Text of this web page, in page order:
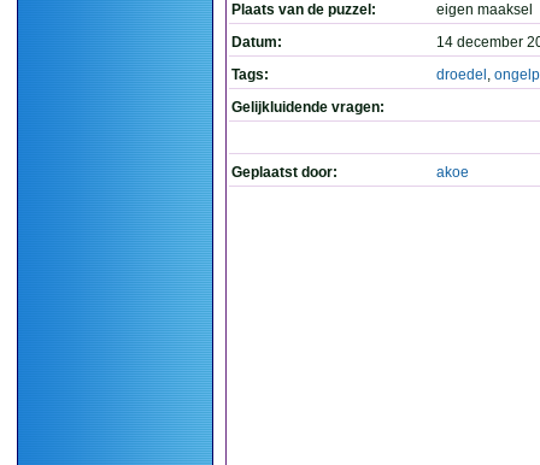
Plaats van de puzzel:
eigen maaksel
Datum:
14 december
Tags:
droedel ,
Gelijkluidende vragen:
Geplaatst door: akoe